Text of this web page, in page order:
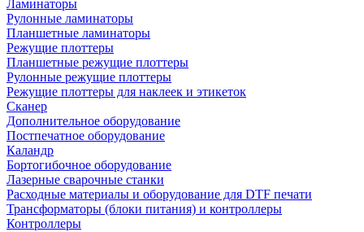
Ламинаторы
Рулонные ламинаторы
Планшетные ламинаторы
Режущие плоттеры
Планшетные режущие плоттеры
Рулонные режущие плоттеры
Режущие плоттеры для наклеек и этикеток
Сканер
Дополнительное оборудование
Постпечатное оборудование
Каландр
Бортогибочное оборудование
Лазерные сварочные станки
Расходные материалы и оборудование для DTF печати
Трансформаторы (блоки питания) и контроллеры
Контроллеры